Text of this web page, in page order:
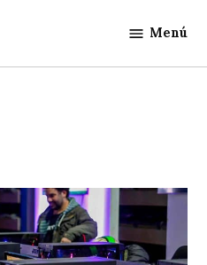
Noticias
Menú